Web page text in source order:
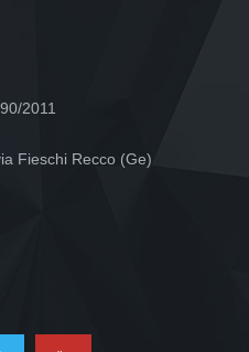
2011
Fieschi Recco (Ge)